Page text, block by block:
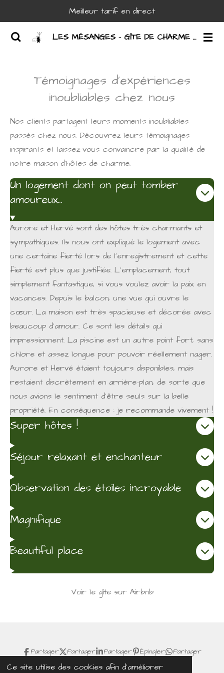
Ce site utilise des cookies afin d’améliorer
contenu
LES MÉSANGES - GÎTE DE CHARME DANS LE LOT
Meilleur tarif en direct
Témoignages d'expériences
inoubliables chez nous
Nos clients partagent leurs moments inoubliables
passés chez nous. Découvrez leurs témoignages
inspirants et laissez-vous convaincre par la qualité de
notre maison d'hôtes de charme.
Un logement dont on peut tomber
amoureux...
Aurore et Hervé sont des hôtes très charmants et
sympathiques. Ils nous ont expliqué le logement avec
une certaine fierté lors de l'enregistrement et cette
fierté est plus que justifiée. L'emplacement, tout
simplement fantastique, si vous voulez avoir la paix en
vacances. Depuis le balcon, une vue qui ouvre le
cœur. La maison est très spacieuse et décorée avec
beaucoup d'amour. Ce sont les détails qui
impressionnent. La piscine est un autre point fort, sans
chlore et assez longue pour pouvoir réellement nager.
Aurore et Hervé étaient toujours disponibles, mais
restaient discrètement en arrière-plan, de sorte que
nous avions le sentiment d'être seuls sur la belle
propriété. En conséquence : je recommande vivement !
Super hôtes !
Séjour relaxant et enchanteur
Observation des étoiles incroyable
Magnifique
Beautiful place
Voir le gîte sur Airbnb
Partager Partager Partager Épingler
Partager
© 2024 - 2026 Gîte de Charme dans le Lot